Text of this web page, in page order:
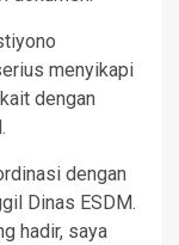
menyikapi
dengan
dengan
Dinas ESDM.
hadir, saya